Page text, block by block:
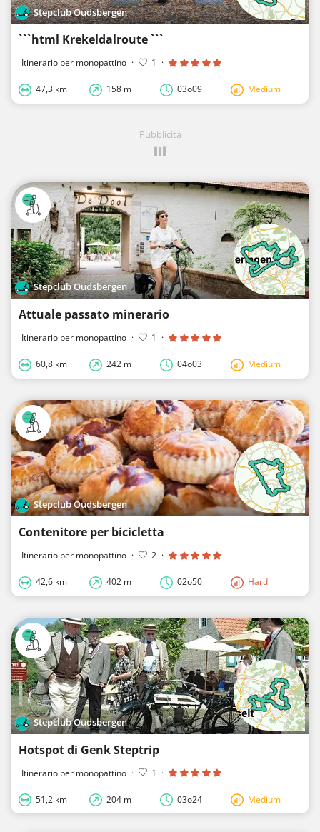
Stepclub Oudsbergen
```html Krekeldalroute ```
Itinerario per monopattino · 1 ·
47,3 km 158 m 03o09 Medium
Pubblicità
Stepclub Oudsbergen
Attuale passato minerario
Itinerario per monopattino · 1 ·
60,8 km 242 m 04o03 Medium
Stepclub Oudsbergen
Contenitore per bicicletta
Itinerario per monopattino · 2 ·
42,6 km 402 m 02o50 Hard
Stepclub Oudsbergen
Hotspot di Genk Steptrip
Itinerario per monopattino · 1 ·
51,2 km 204 m 03o24 Medium